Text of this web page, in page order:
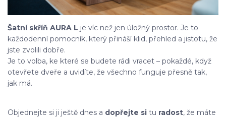
Šatní skříň AURA L je víc než jen úložný prostor. Je to
každodenní pomocník, který přináší klid, přehled a jistotu, že
jste zvolili dobře.
Je to volba, ke které se budete rádi vracet – pokaždé, když
otevřete dveře a uvidíte, že všechno funguje přesně tak,
jak má.
Objednejte si ji ještě dnes a dopřejte si tu radost, že máte